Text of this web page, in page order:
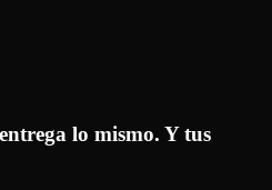
lo mismo. Y tus